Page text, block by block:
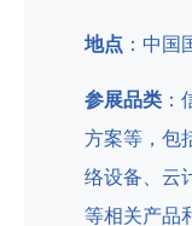
地点 ：中国
参展品类
方案等，包
络设备、云
等相关产品